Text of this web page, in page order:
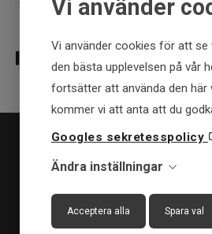
Vi använder
Vi använder cookies för att se
den bästa upplevelsen på vår
fortsätter att använda den här
kommer vi att anta att du
Googles sekretesspolicy
Ändra inställningar
Acceptera alla Spara val